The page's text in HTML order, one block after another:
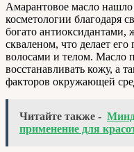
Амарантовое масло
косметологии благодаря
богато
скваленом, что делает
волосами и телом. Масло
восстанавливать кожу, а
факторов окружающей
Читайте также -
применение для